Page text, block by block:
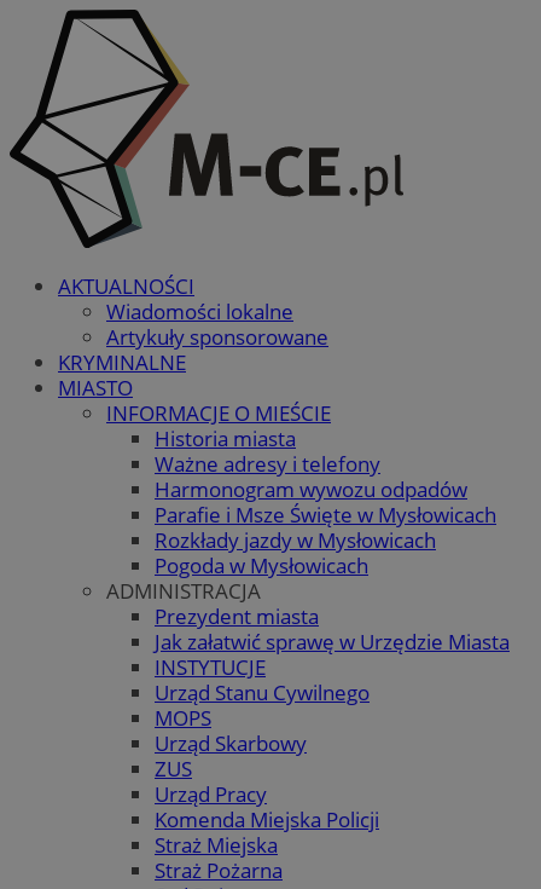
AKTUALNOŚCI
Wiadomości lokalne
Artykuły sponsorowane
KRYMINALNE
MIASTO
INFORMACJE O MIEŚCIE
Historia miasta
Ważne adresy i telefony
Harmonogram wywozu odpadów
Parafie i Msze Święte w Mysłowicach
Rozkłady jazdy w Mysłowicach
Pogoda w Mysłowicach
ADMINISTRACJA
Prezydent miasta
Jak załatwić sprawę w Urzędzie Miasta
INSTYTUCJE
Urząd Stanu Cywilnego
MOPS
Urząd Skarbowy
ZUS
Urząd Pracy
Komenda Miejska Policji
Straż Miejska
Straż Pożarna